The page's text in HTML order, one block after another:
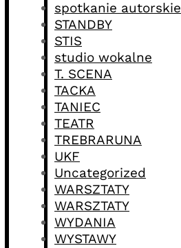
spotkanie autorskie
STANDBY
STIS
studio wokalne
T. SCENA
TACKA
TANIEC
TEATR
TREBRARUNA
UKF
Uncategorized
WARSZTATY
WARSZTATY
WYDANIA
WYSTAWY